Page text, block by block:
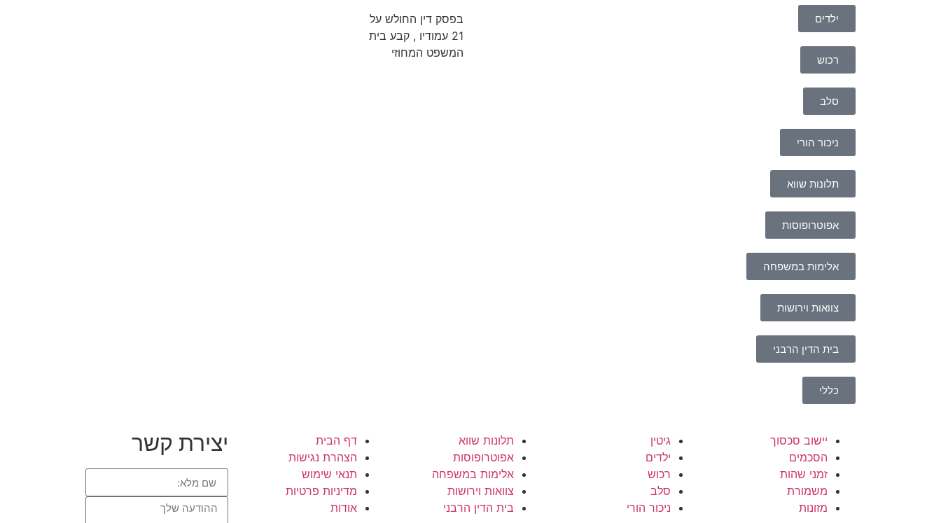
ילדים
רכוש
סלב
ניכור הורי
תלונות שווא
אפוטרופוסות
אלימות במשפחה
צוואות וירושות
בית הדין הרבני
כללי
בפסק דין החולש על
21 עמודיו , קבע בית
המשפט המחוזי
יישוב סכסוך
הסכמים
זמני שהות
משמורת
מזונות
גיטין
ילדים
רכוש
סלב
ניכור הורי
תלונות שווא
אפוטרופוסות
אלימות במשפחה
צוואות וירושות
בית הדין הרבני
דף הבית
הצהרת נגישות
תנאי שימוש
מדיניות פרטיות
אודות
יצירת קשר